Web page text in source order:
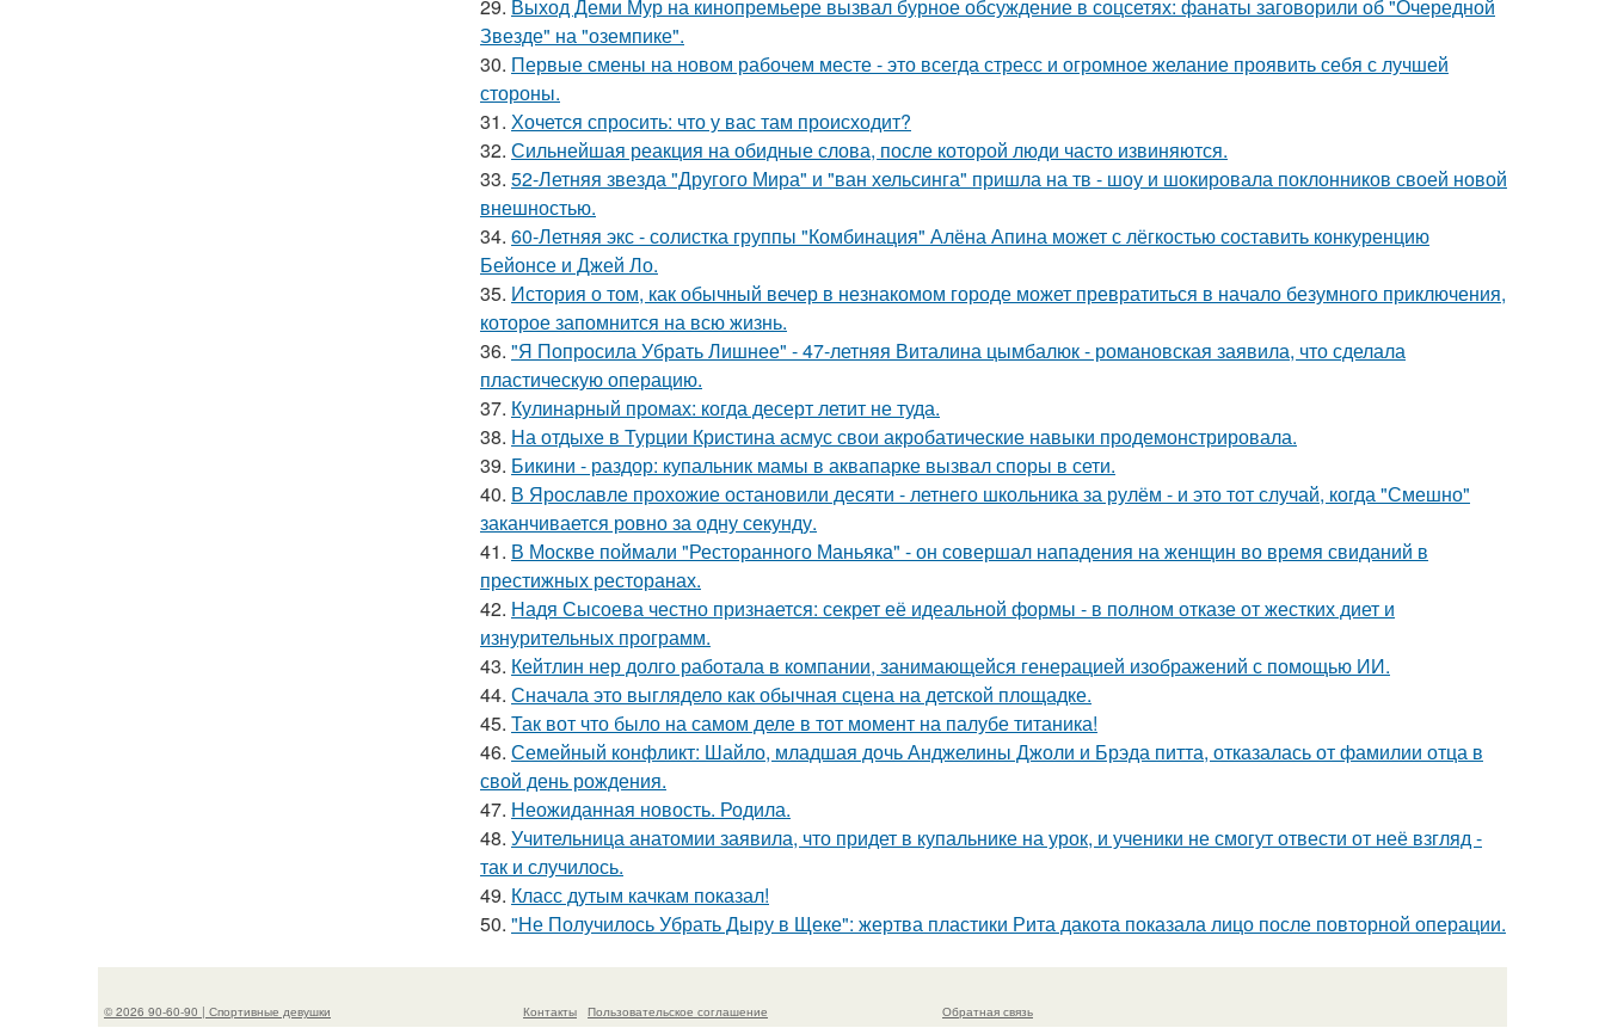
29. Выход Деми Мур на кинопремьере вызвал бурное обсуждение в соцсетях: фанаты заговорили об "Очередной
Звезде" на "оземпике".
30. Первые смены на новом рабочем месте - это всегда стресс и огромное желание проявить себя с лучшей
стороны.
31. Хочется спросить: что у вас там происходит?
32. Сильнейшая реакция на обидные слова, после которой люди часто извиняются.
33. 52-Летняя звезда "Другого Мира" и "ван хельсинга" пришла на тв - шоу и шокировала поклонников своей новой
внешностью.
34. 60-Летняя экс - солистка группы "Комбинация" Алёна Апина может с лёгкостью составить конкуренцию
Бейонсе и Джей Ло.
35. История о том, как обычный вечер в незнакомом городе может превратиться в начало безумного приключения,
которое запомнится на всю жизнь.
36. "Я Попросила Убрать Лишнее" - 47-летняя Виталина цымбалюк - романовская заявила, что сделала
пластическую операцию.
37. Кулинарный промах: когда десерт летит не туда.
38. На отдыхе в Турции Кристина асмус свои акробатические навыки продемонстрировала.
39. Бикини - раздор: купальник мамы в аквапарке вызвал споры в сети.
40. В Ярославле прохожие остановили десяти - летнего школьника за рулём - и это тот случай, когда "Смешно"
заканчивается ровно за одну секунду.
41. В Москве поймали "Ресторанного Маньяка" - он совершал нападения на женщин во время свиданий в
престижных ресторанах.
42. Надя Сысоева честно признается: секрет её идеальной формы - в полном отказе от жестких диет и
изнурительных программ.
43. Кейтлин нер долго работала в компании, занимающейся генерацией изображений с помощью ИИ.
44. Сначала это выглядело как обычная сцена на детской площадке.
45. Так вот что было на самом деле в тот момент на палубе титаника!
46. Семейный конфликт: Шайло, младшая дочь Анджелины Джоли и Брэда питта, отказалась от фамилии отца в
свой день рождения.
47. Неожиданная новость. Родила.
48. Учительница анатомии заявила, что придет в купальнике на урок, и ученики не смогут отвести от неё взгляд -
так и случилось.
49. Класс дутым качкам показал!
50. "Не Получилось Убрать Дыру в Щеке": жертва пластики Рита дакота показала лицо после повторной операции.
© 2026 90-60-90 | Спортивные девушки Контакты
Пользовательское соглашение
Обратная связь